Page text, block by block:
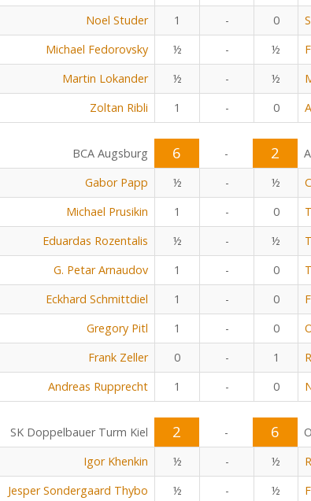
Noel Studer 1 - 0
Michael Fedorovsky ½ - ½
Martin Lokander ½ - ½
Zoltan Ribli 1 - 0
BCA Augsburg 6 - 2
Gabor Papp ½ - ½
Michael Prusikin 1 - 0
Eduardas Rozentalis ½ - ½
G. Petar Arnaudov 1 - 0
Eckhard Schmittdiel 1 - 0
Gregory Pitl 1 - 0
Frank Zeller 0 - 1
Andreas Rupprecht 1 - 0
SK Doppelbauer Turm Kiel 2 - 6
Igor Khenkin ½ - ½
Jesper Sondergaard Thybo ½ - ½